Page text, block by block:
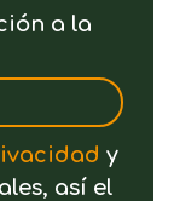
a la
y
así el